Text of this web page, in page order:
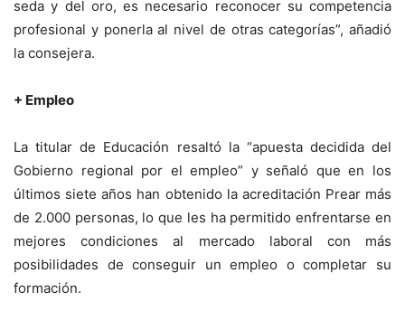
seda y del oro, es necesario reconocer su competencia
profesional y ponerla al nivel de otras categorías”, añadió
la consejera.
+ Empleo
La titular de Educación resaltó la “apuesta decidida del
Gobierno regional por el empleo” y señaló que en los
últimos siete años han obtenido la acreditación Prear más
de 2.000 personas, lo que les ha permitido enfrentarse en
mejores condiciones al mercado laboral con más
posibilidades de conseguir un empleo o completar su
formación.